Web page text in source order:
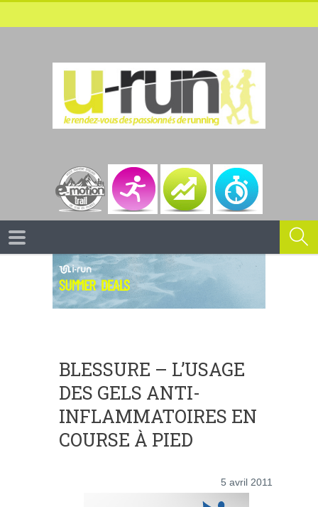
BLESSURE – L’USAGE
DES GELS ANTI-
INFLAMMATOIRES EN
COURSE À PIED
5 avril 2011